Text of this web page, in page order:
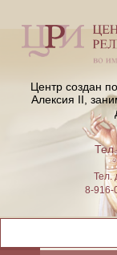
Центр создан
Алексия II,
Тел.
8-916-